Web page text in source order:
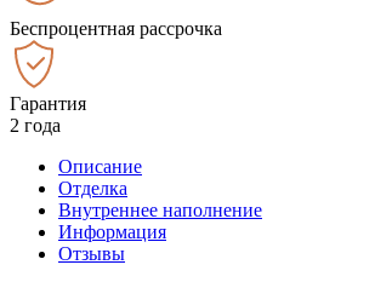
Беспроцентная рассрочка
Гарантия
2 года
Описание
Отделка
Внутреннее наполнение
Информация
Отзывы